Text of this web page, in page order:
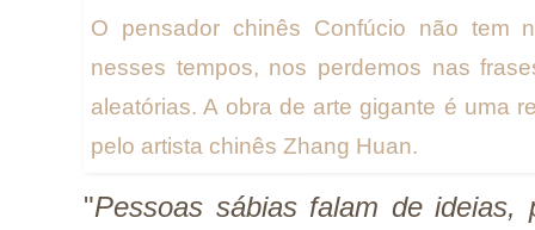
O pensador chinês Confúcio não tem
nesses tempos, nos perdemos nas
aleatórias. A obra de arte gigante é uma
pelo artista chinês Zhang Huan.
"Pessoas sábias falam de ideias,